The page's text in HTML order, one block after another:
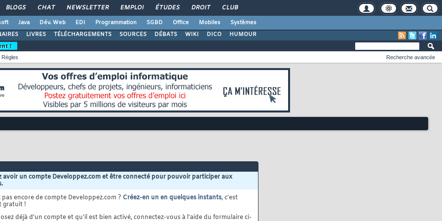
BLOGS CHAT NEWSLETTER EMPLOI ÉTUDES DROIT CLUB
Java Dév. Web EDI Programmation SGBD Office Mobiles
Systèmes
LIVRES TÉLÉCHARGEMENTS SOURCES DÉBATS WIKI DICO HUMOUR
!
Règles
Recherche avancée
avoir un compte Developpez.com et être connecté pour pouvoir participer aux
pas encore de compte Developpez.com ? Créez-en un en quelques instants, c'est
gratuit !
déjà d'un compte et qu'il est bien activé, connectez-vous à l'aide du formulaire ci-